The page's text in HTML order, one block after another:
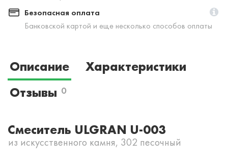
Безопасная оплата
Банковской картой и еще несколько способов оплаты
Описание
Характеристики
Отзывы 0
Смеситель ULGRAN U-003
из искусственного камня, 302 песочный